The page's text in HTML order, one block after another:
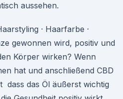
aussehen.
· Haarfarbe ·
gewonnen wird, positiv und
Körper wirken? Wenn
hat und anschließend CBD
dass das Öl äußerst wichtig